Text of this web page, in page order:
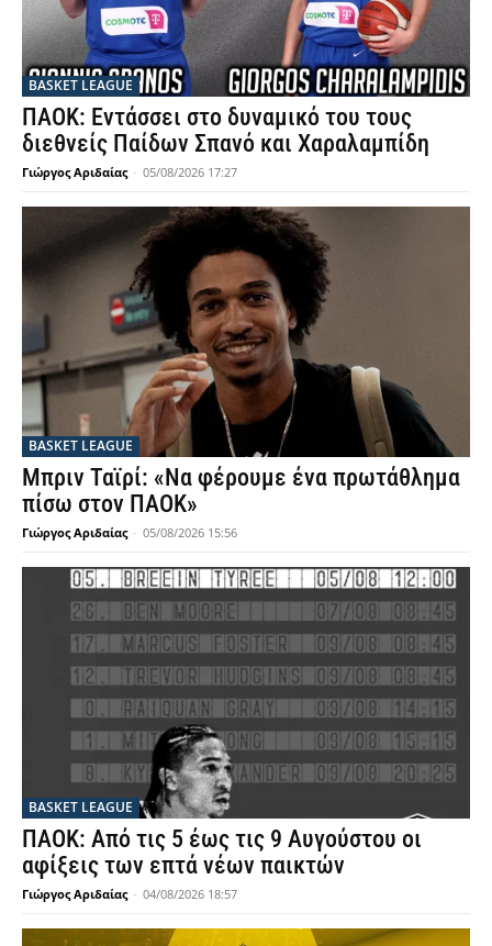
BASKET LEAGUE
ΠΑΟΚ: Εντάσσει στο δυναμικό του τους
διεθνείς Παίδων Σπανό και Χαραλαμπίδη
Γιώργος Αριδαίας - 05/08/2026 17:27
BASKET LEAGUE
Μπριν Ταϊρί: «Να φέρουμε ένα πρωτάθλημα
πίσω στον ΠΑΟΚ»
Γιώργος Αριδαίας - 05/08/2026 15:56
BASKET LEAGUE
ΠΑΟΚ: Από τις 5 έως τις 9 Αυγούστου οι
αφίξεις των επτά νέων παικτών
Γιώργος Αριδαίας - 04/08/2026 18:57